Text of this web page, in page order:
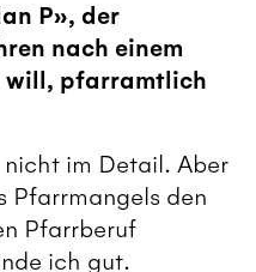
P», der
nach einem
will, pfarramtlich
nicht im Detail. Aber
Pfarrmangels den
Pfarrberuf
ich gut.